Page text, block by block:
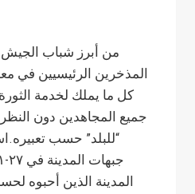
المذخرين الرئيسيين في
كل ما يملك لخدمة
جميع المجاهدين دون النظر
“للبلد” حسب
المدينة الذين أحبوه